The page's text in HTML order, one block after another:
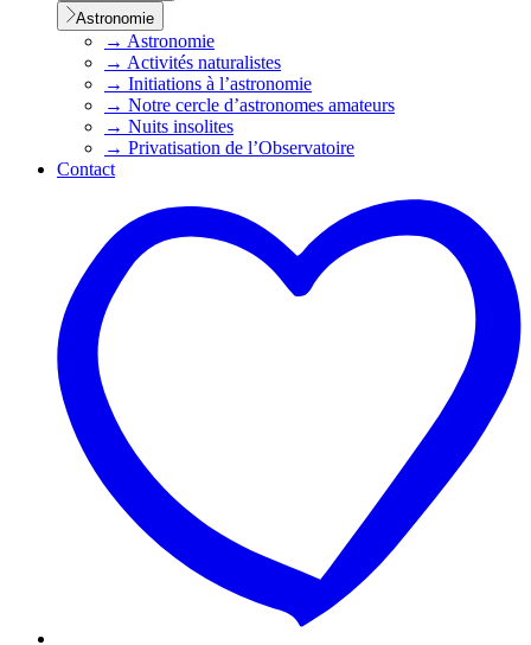
Astronomie
→ Astronomie
→ Activités naturalistes
→ Initiations à l’astronomie
→ Notre cercle d’astronomes amateurs
→ Nuits insolites
→ Privatisation de l’Observatoire
Contact